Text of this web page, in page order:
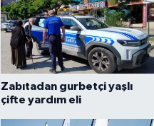
Zabıtadan gurbetçi yaşlı
çifte yardım eli